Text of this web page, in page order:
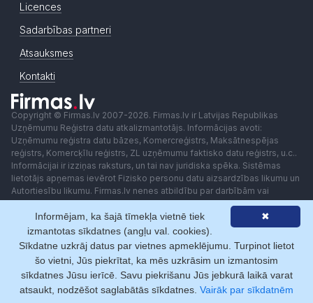
Licences
Sadarbības partneri
Atsauksmes
Kontakti
Copyright © Firmas.lv 2007-2026. Firmas.lv ir Latvijas Republikas
Uzņēmumu Reģistra datu atkalizmantotājs. Informācijas avoti:
Uzņēmumu reģistra datu bāzes, Komercreģistrs, Maksātnespējas
reģistrs, Komercķīlu reģistrs, ZL uzņēmumu faktisko datu reģistrs, u.c..
Informācijai ir izziņas raksturs, un tai nav juridiska spēka. Sistēmas
lietotājs apņemas ievērot Fizisko personu datu aizsardzības likumu un
Autortiesību likumu. Firmas.lv nenes atbildību par darbībām vai
lēmumiem, kas balstīti uz saņemto pakalpojumu. Lietotājam aizliegts
izmantot jebkādas automatizētas sistēmas vai iekārtas (robotus)
piekļuvei sistēmai bez rakstiskas saskaņošanas ar Firmas.lv. Galvenā
redaktore: Ingūna Pempere.
Lietošanas noteikumi
Privātuma politika Norēķini ar
✖
Informējam, ka šajā tīmekļa vietnē tiek
izmantotas sīkdatnes (angļu val. cookies).
Sīkdatne uzkrāj datus par vietnes apmeklējumu. Turpinot lietot
šo vietni, Jūs piekrītat, ka mēs uzkrāsim un izmantosim
sīkdatnes Jūsu ierīcē. Savu piekrišanu Jūs jebkurā laikā varat
atsaukt, nodzēšot saglabātās sīkdatnes. Vairāk par sīkdatnēm